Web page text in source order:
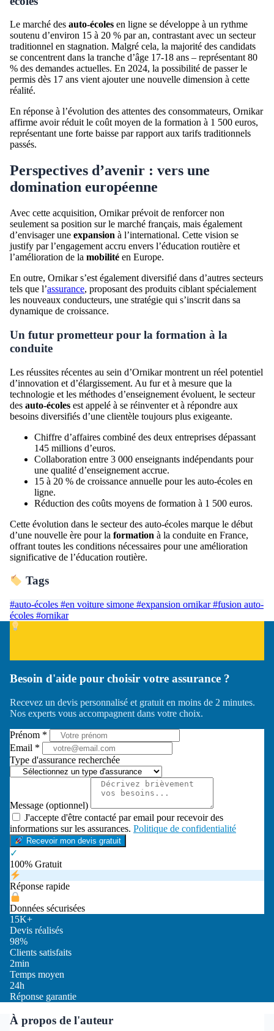
Le marché des auto-écoles en ligne se développe à un rythme
soutenu d’environ 15 à 20 % par an, contrastant avec un secteur
traditionnel en stagnation. Malgré cela, la majorité des candidats
se concentrent dans la tranche d’âge 17-18 ans – représentant 80
% des demandes actuelles. En 2024, la possibilité de passer le
permis dès 17 ans vient ajouter une nouvelle dimension à cette
réalité.
En réponse à l’évolution des attentes des consommateurs, Ornikar
affirme avoir réduit le coût moyen de la formation à 1 500 euros,
représentant une forte baisse par rapport aux tarifs traditionnels
passés.
Perspectives d’avenir : vers une
domination européenne
Avec cette acquisition, Ornikar prévoit de renforcer non
seulement sa position sur le marché français, mais également
d’envisager une expansion à l’international. Cette vision se
justify par l’engagement accru envers l’éducation routière et
l’amélioration de la mobilité en Europe.
En outre, Ornikar s’est également diversifié dans d’autres secteurs
tels que l’assurance, proposant des produits ciblant spécialement
les nouveaux conducteurs, une stratégie qui s’inscrit dans sa
dynamique de croissance.
Un futur prometteur pour la formation à la
conduite
Les réussites récentes au sein d’Ornikar montrent un réel potentiel
d’innovation et d’élargissement. Au fur et à mesure que la
technologie et les méthodes d’enseignement évoluent, le secteur
des auto-écoles est appelé à se réinventer et à répondre aux
besoins diversifiés d’une clientèle toujours plus exigeante.
Chiffre d’affaires combiné des deux entreprises dépassant
145 millions d’euros.
Collaboration entre 3 000 enseignants indépendants pour
une qualité d’enseignement accrue.
15 à 20 % de croissance annuelle pour les auto-écoles en
ligne.
Réduction des coûts moyens de formation à 1 500 euros.
Cette évolution dans le secteur des auto-écoles marque le début
d’une nouvelle ère pour la formation à la conduite en France,
offrant toutes les conditions nécessaires pour une amélioration
significative de l’éducation routière.
Tags
#auto-écoles #en voiture simone #expansion ornikar#fusion auto-
écoles #ornikar
Besoin d'aide pour choisir votre assurance ?
Recevez un devis personnalisé et gratuit en moins de 2 minutes.
Nos experts vous accompagnent dans votre choix.
Prénom *
Email *
Type d'assurance recherchée
Message (optionnel)
J'accepte d'être contacté par email pour recevoir des
informations sur les assurances. Politique de confidentialité
Recevoir mon devis gratuit
✓
100% Gratuit
Réponse rapide
Données sécurisées
15K+
Devis réalisés
98%
Clients satisfaits
2min
Temps moyen
24h
Réponse garantie
À propos de l'auteur